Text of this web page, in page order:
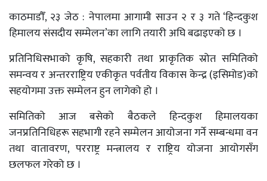
काठमाडौँ, २३ जेठ : नेपालमा आगामी साउन २ र ३ गते ‘हिन्दकुश
हिमालय संसदीय सम्मेलन’का लागि तयारी अघि बढाइएको छ ।
प्रतिनिधिसभाको कृषि, सहकारी तथा प्राकृतिक स्रोत समितिको
समन्वय र अन्तरराष्ट्रिय एकीकृत पर्वतीय विकास केन्द्र (इसिमोड)को
सहयोगमा उक्त सम्मेलन हुन लागेको हो ।
समितिको आज बसेको बैठकले हिन्दकुश हिमालयका
जनप्रतिनिधिहरू सहभागी रहने सम्मेलन आयोजना गर्ने सम्बन्धमा वन
तथा वातावरण, परराष्ट्र मन्त्रालय र राष्ट्रिय योजना आयोगसँग
छलफल गरेको छ ।